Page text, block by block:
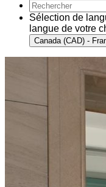
Sélection de
langue de votre
Canada (CAD) -